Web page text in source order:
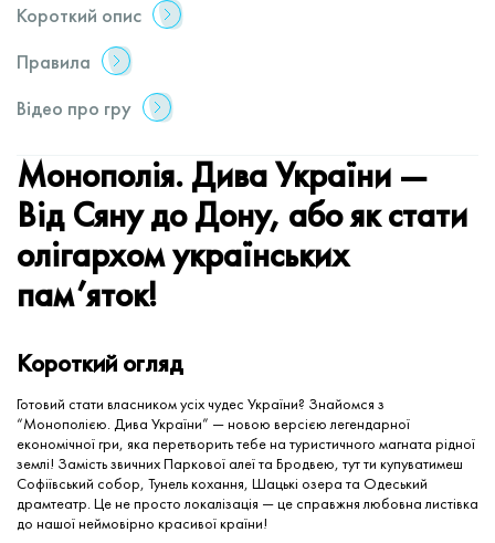
Короткий опис
Правила
Відео про гру
Монополія. Дива України —
Від Сяну до Дону, або як стати
олігархом українських
пам’яток!
Короткий огляд
Готовий стати власником усіх чудес України? Знайомся з
“Монополією. Дива України” — новою версією легендарної
економічної гри, яка перетворить тебе на туристичного магната рідної
землі! Замість звичних Паркової алеї та Бродвею, тут ти купуватимеш
Софіївський собор, Тунель кохання, Шацькі озера та Одеський
драмтеатр. Це не просто локалізація — це справжня любовна листівка
до нашої неймовірно красивої країни!